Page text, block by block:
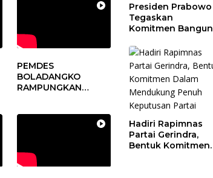
PEMDES
BOLADANGKO
RAMPUNGKAN
Presiden Prabowo
Tegaskan
Komitmen Bangun
Cerdas
Hadiri Rapimnas
Partai Gerindra,
Bentuk Komitmen